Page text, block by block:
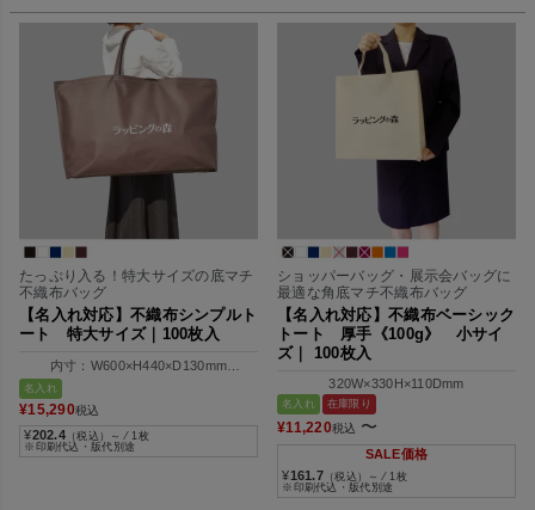
たっぷり入る！特大サイズの底マチ
不織布バッグ
【名入れ対応】不織布シンプルト
ート 特大サイズ｜100枚入
内寸：W600×H440×D130mm
外寸：W730×H440×D130mm
名入れ
¥15,290税込
¥202.4 （税込）～ ⁄ 1枚
※印刷代込・版代別途
ショッパーバッグ・展示会バッグに
最適な角底マチ不織布バッグ
【名入れ対応】不織布ベーシック
トート 厚手《100g》 小サイ
ズ｜ 100枚入
320W×330H×110Dmm
名入れ 在庫限り
¥11,220税込 〜
SALE価格
¥161.7 （税込）～ ⁄ 1枚
※印刷代込・版代別途